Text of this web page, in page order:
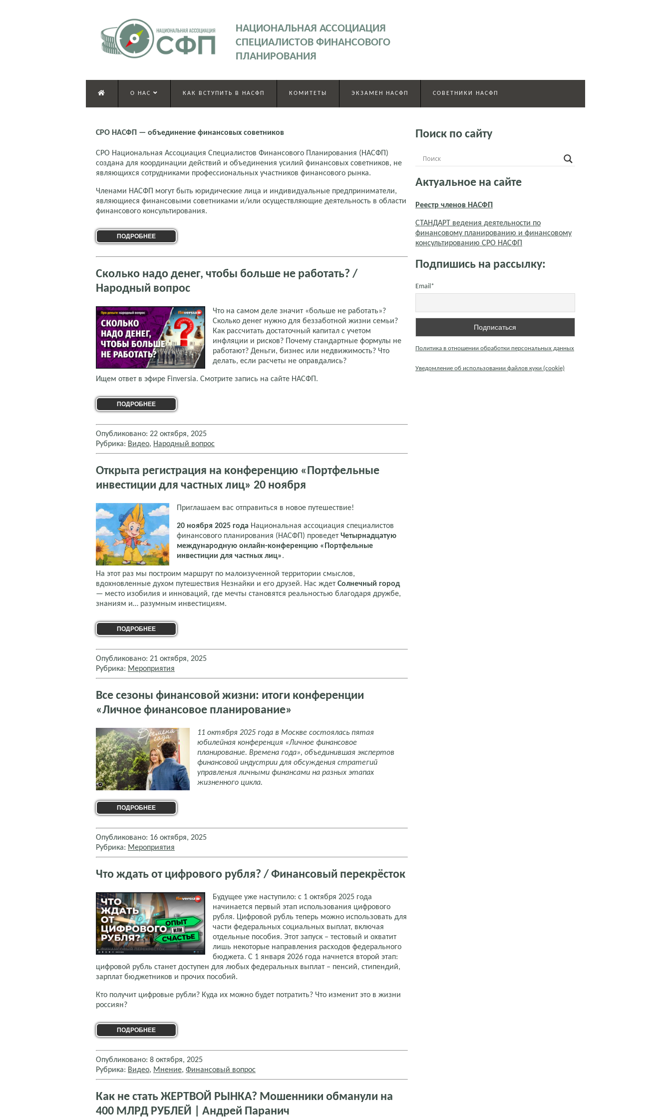
НАЦИОНАЛЬНАЯ АССОЦИАЦИЯ
СПЕЦИАЛИСТОВ ФИНАНСОВОГО
ПЛАНИРОВАНИЯ
О НАС КАК ВСТУПИТЬ В НАСФП КОМИТЕТЫ ЭКЗАМЕН НАСФП СОВЕТНИКИ НАСФП
СРО НАСФП — объединение финансовых советников
СРО Национальная Ассоциация Специалистов Финансового Планирования (НАСФП)
создана для координации действий и объединения усилий финансовых советников, не
являющихся сотрудниками профессиональных участников финансового рынка.
Членами НАСФП могут быть юридические лица и индивидуальные предприниматели,
являющиеся финансовыми советниками и/или осуществляющие деятельность в области
финансового консультирования.
ПОДРОБНЕЕ
Сколько надо денег, чтобы больше не работать? /
Народный вопрос
Что на самом деле значит «больше не работать»?
Сколько денег нужно для беззаботной жизни семьи?
Как рассчитать достаточный капитал с учетом
инфляции и рисков? Почему стандартные формулы не
работают? Деньги, бизнес или недвижимость? Что
делать, если расчеты не оправдались?
Ищем ответ в эфире Finversia. Смотрите запись на сайте НАСФП.
ПОДРОБНЕЕ
Опубликовано: 22 октября, 2025
Рубрика: Видео, Народный вопрос
Открыта регистрация на конференцию «Портфельные
инвестиции для частных лиц» 20 ноября
Приглашаем вас отправиться в новое путешествие!
20 ноября 2025 года Национальная ассоциация специалистов
финансового планирования (НАСФП) проведетЧетырнадцатую
международную онлайн-конференцию «Портфельные
инвестиции для частных лиц».
На этот раз мы построим маршрут по малоизученной территории смыслов,
вдохновленные духом путешествия Незнайки и его друзей. Нас ждет Солнечный город
— место изобилия и инноваций, где мечты становятся реальностью благодаря дружбе,
знаниям и… разумным инвестициям.
ПОДРОБНЕЕ
Опубликовано: 21 октября, 2025
Рубрика: Мероприятия
Все сезоны финансовой жизни: итоги конференции
«Личное финансовое планирование»
11 октября 2025 года в Москве состоялась пятая
юбилейная конференция «Личное финансовое
планирование. Времена года», объединившая экспертов
финансовой индустрии для обсуждения стратегий
управления личными финансами на разных этапах
жизненного цикла.
ПОДРОБНЕЕ
Опубликовано: 16 октября, 2025
Рубрика: Мероприятия
Что ждать от цифрового рубля? / Финансовый перекрёсток
Будущее уже наступило: с 1 октября 2025 года
начинается первый этап использования цифрового
рубля. Цифровой рубль теперь можно использовать для
части федеральных социальных выплат, включая
отдельные пособия. Этот запуск – тестовый и охватит
лишь некоторые направления расходов федерального
бюджета. С 1 января 2026 года начнется второй этап:
цифровой рубль станет доступен для любых федеральных выплат – пенсий, стипендий,
зарплат бюджетников и прочих пособий.
Кто получит цифровые рубли? Куда их можно будет потратить? Что изменит это в жизни
россиян?
ПОДРОБНЕЕ
Опубликовано: 8 октября, 2025
Рубрика: Видео, Мнение, Финансовый вопрос
Как не стать ЖЕРТВОЙ РЫНКА? Мошенники обманули на
400 МЛРД РУБЛЕЙ | Андрей Паранич
Поиск по сайту
Актуальное на сайте
Реестр членов НАСФП
СТАНДАРТ ведения деятельности по
финансовому планированию и финансовому
консультированию СРО НАСФП
Подпишись на рассылку:
Email*
Политика в отношении обработки персональных данных
Уведомление об использовании файлов куки (cookie)